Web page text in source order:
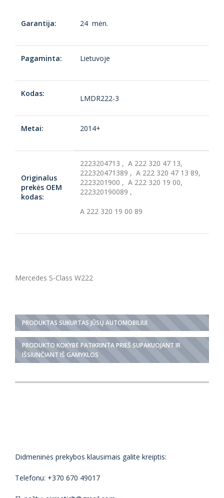
Garantija: 24 mėn.
Pagaminta: Lietuvoje
Kodas:
LMDR222-3
Metai: 2014+
Originalus
prekės OEM
kodas:
2223204713 , A 222 320 47 13,
222320471389 , A 222 320 47 13 89,
2223201900 , A 222 320 19 00,
222320190089 ,
A 222 320 19 00 89
Mercedes S-Class W222
PRODUKTAS SUKURTAS JŪSŲ AUTOMOBILIUI
PRODUKTO KOKYBĖ PATIKRINTA PRIEŠ SUPAKUOJANT IR
IŠSIUNČIANT IŠ GAMYKLOS
Didmeninės prekybos klausimais galite kreiptis:
Telefonu: +370 670 49017